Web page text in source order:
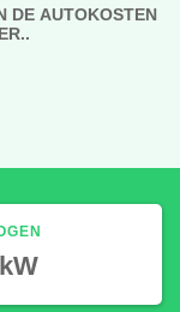
DE AUTOKOSTEN